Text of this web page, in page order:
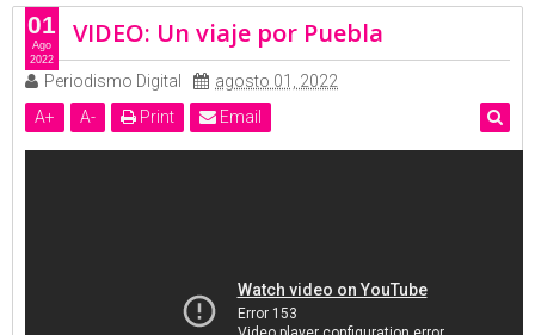
Mexico Desconocido
Video VIDEO: Un viaje por Puebla
VIDEO: Un viaje por Puebla
Periodismo Digital
agosto 01, 2022
A+ A- Print Email
01
Ago
2022